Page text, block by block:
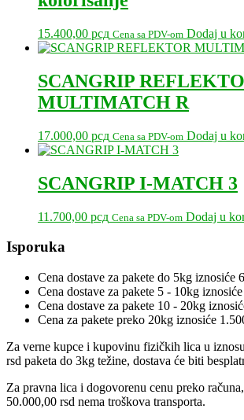
15.400,00 рсд Cena sa PDV-om Dodaj u
SCANGRIP
MULTIMATCH R
17.000,00 рсд Cena sa PDV-om Dodaj u
SCANGRIP I-MATCH 3
11.700,00 рсд Cena sa PDV-om Dodaj u
Primary
Sidebar
Isporuka
Cena dostave za pakete do 5kg iznosiće
Cena dostave za pakete 5 - 10kg
Cena dostave za pakete 10 - 20kg
Cena za pakete preko 20kg iznosiće
Za verne kupce i kupovinu fizičkih lica u
rsd paketa do 3kg težine, dostava će biti
Za pravna lica i dogovorenu cenu preko
50.000,00 rsd nema troškova transporta.